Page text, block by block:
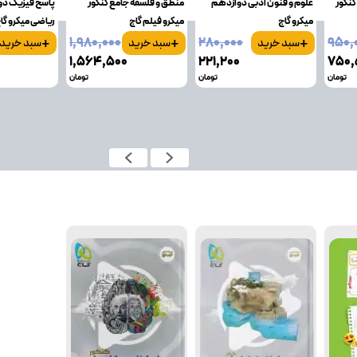
تومان
علوم و فنون ادبی دوازدهم
میکرو گاج
+سبد خرید
۲۸۰٬۰۰۰
۲۲۱٬۲۰۰
تومان
منطق و فلسفه جامع کنکور
میکرو فیلم گاج
+سبد خرید ۱٬۹۸۰٬۰۰۰
۱٬۵۶۴٬۵۰۰
تومان
پاسخ فیزیک
ریاضی میکرو
+سبد خرید